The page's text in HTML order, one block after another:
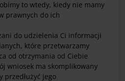
to wtedy, kiedy nie mamy
prawnych do ich
do udzielenia Ci informacji
które przetwarzamy
od otrzymania od Ciebie
wniosek ma skomplikowany
przedłużyć jego